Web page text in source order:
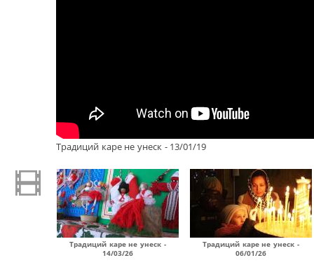
Традиций каре не унеск - 13/01/19
Традиций каре не унеск -
14/03/26
Традиций каре не унеск -
06/01/26